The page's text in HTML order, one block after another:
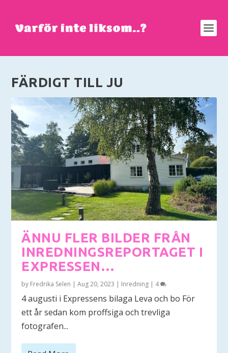
FÄRDIGT TILL JU
ÄNNU FLER BILDER FRÅN
INREDNINGSREPORTAGET I
EXPRESSEN…
by Fredrika Selen |Aug 20, 2023 | Inredning | 4
4 augusti i Expressens bilaga Leva och bo För
ett år sedan kom proffsiga och trevliga
fotografen...